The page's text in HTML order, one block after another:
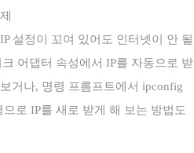
설정이 꼬여 있어도 인터넷이 안 될
어댑터 속성에서 IP를 자동으로 받
거나, 명령 프롬프트에서 ipconfig
으로 IP를 새로 받게 해 보는 방법도